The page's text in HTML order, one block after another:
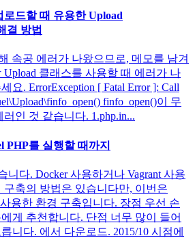
드할 때 유용한 Upload
결 방법
속공 에러가 나왔으므로, 메모를 남겨
클래스를 사용할 때 에러가 나
요. ErrorException [ Fatal Error ]: Call
finfo_open()이 무
인 것 같습니다. 1.php.in...
PHP를 실행할 때까지
니다. Docker 사용하거나 Vagrant 사용
축의 방법은 있습니다만, 이번은
용한 환경 구축입니다. 장점 우선 손
게 추천합니다. 단점 너무 많이 들어
니다. 에서 다운로드. 2015/10 시점에